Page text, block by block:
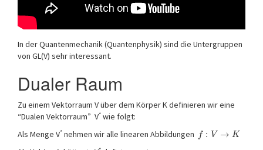
In der Quantenmechanik (Quantenphysik) sind die Untergruppen
von GL(V) sehr interessant.
Dualer Raum
Zu einem Vektorraum V über dem Körper K definieren wir eine
“Dualen Vektorraum” V* wie folgt:
Als Menge V* nehmen wir alle linearen Abbildungen f : V → K